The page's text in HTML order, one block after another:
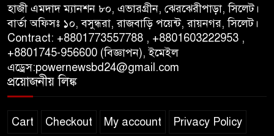
প্রেসক্লাবে বিশ্ব মুক্ত গণমাধ্যম
দিবসে সমালোচনা
সিলেটে ব্যাডমিন্টন তারকাদের
সংবর্ধনা, সাফল্যের আড়ালে উঠে
১০
হাজী এমদাদ ম্যানশন ৮০, এভারগ্রীন, ঝেরঝেরীপাড়া, সিলেট।
বার্তা অফিসঃ ১০, বসুন্ধরা, রাজবাড়ি পয়েন্ট, রায়নগর, সিলেট।
Contract: +8801773557788 , +8801603222953 ,
+8801745-956600 (বিজ্ঞাপন), ইমেইল
এড্রেস:powernewsbd24@gmail.com
প্রয়োজনীয় লিঙ্ক
Cart Checkout My account Privacy Policy